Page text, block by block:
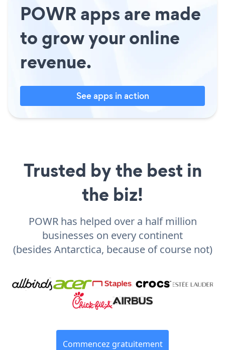
POWR apps are made
to grow your online
revenue.
See apps in action
Trusted by the best in
the biz!
POWR has helped over a half million
businesses on every continent
(besides Antarctica, because of course not)
Commencez gratuitement